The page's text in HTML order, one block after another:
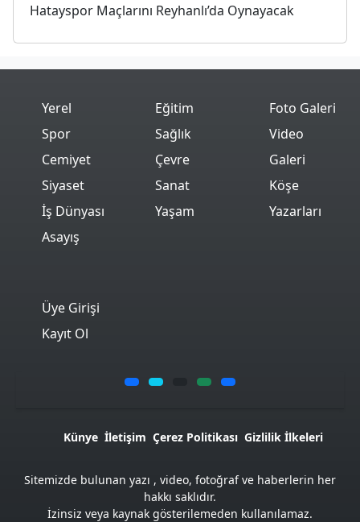
Hatayspor Maçlarını Reyhanlı’da Oynayacak
Yerel
Spor
Cemiyet
Siyaset
İş Dünyası
Asayış
Eğitim
Sağlık
Çevre
Sanat
Yaşam
Foto Galeri
Video
Galeri
Köşe
Yazarları
Üye Girişi
Kayıt Ol
Künye İletişim Çerez Politikası Gizlilik İlkeleri
Sitemizde bulunan yazı , video, fotoğraf ve haberlerin her
hakkı saklıdır.
İzinsiz veya kaynak gösterilemeden kullanılamaz.